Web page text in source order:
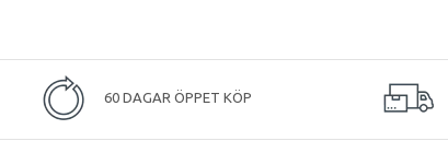
60 DAGAR ÖPPET KÖP